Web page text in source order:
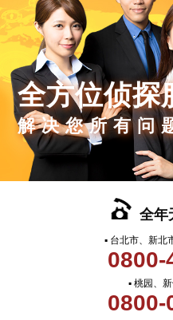
全方位侦探
解决您所有问
全年
▪ 台北市、新北
0800-
▪ 桃园、
0800-